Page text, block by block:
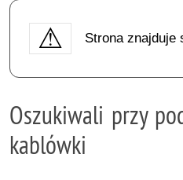
Strona znajduje
Oszukiwali przy
kablówki